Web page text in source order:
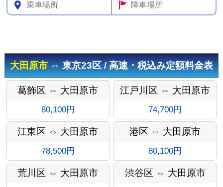
金
大田原市⇔ 東京23区 / 高速・税込み定額料金表
葛飾区 ⇔ 大田原市
80,100円
江戸川区 ⇔ 大田原市
74,700円
江東区 ⇔ 大田原市
78,500円
港区 ⇔ 大田原市
80,100円
荒川区 ⇔ 大田原市 渋谷区 ⇔ 大田原市